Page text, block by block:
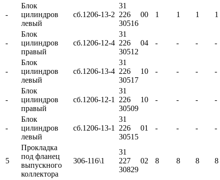
-
Блок
цилиндров
левый
сб.1206-13-2
31
226
30516
00 1 1 1 1
-
Блок
цилиндров
правый
сб.1206-12-4
31
226
30512
04 - - - -
-
Блок
цилиндров
левый
сб.1206-13-4
31
226
30517
10 - - - -
-
Блок
цилиндров
правый
сб.1206-12-1
31
226
30509
10 - - - -
-
Блок
цилиндров
левый
сб.1206-13-1
31
226
30515
01 - - - -
5
Прокладка
под фланец
выпускного
коллектора
306-116\1
31
227
30829
02 8 8 8 8